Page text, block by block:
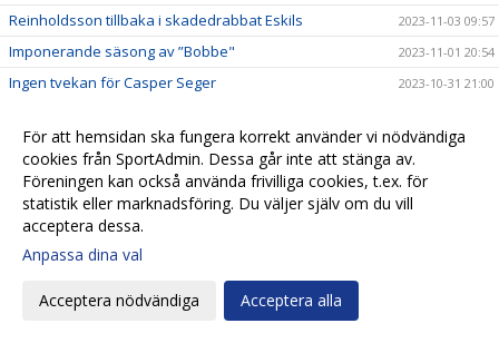
Reinholdsson tillbaka i skadedrabbat Eskils 2023-11-03 09:57
Imponerande säsong av ”Bobbe" 2023-11-01 20:54
Ingen tvekan för Casper Seger 2023-10-31 21:00
Eskilscoachen: ”Vi förtjänade inte förlora" 2023-10-29 19:16
Lagkaptenen signerade nytt kontrakt 2023-10-28 20:26
Omtumlande tid för Lucas Ohlander 2023-10-27 12:05
Eskilscoachen: ”Hoppas räta ut frågetecken"
Josef Getachew fortsätter i Eskils
Falkenbergs FF - Eskilsminne IF
För att hemsidan ska fungera korrekt använder vi nödvändiga
cookies från SportAdmin. Dessa går inte att stänga av.
Föreningen kan också använda frivilliga cookies, t.ex. för
statistik eller marknadsföring. Du väljer själv om du vill
acceptera dessa.
Anpassa dina val
Acceptera nödvändiga Acceptera alla